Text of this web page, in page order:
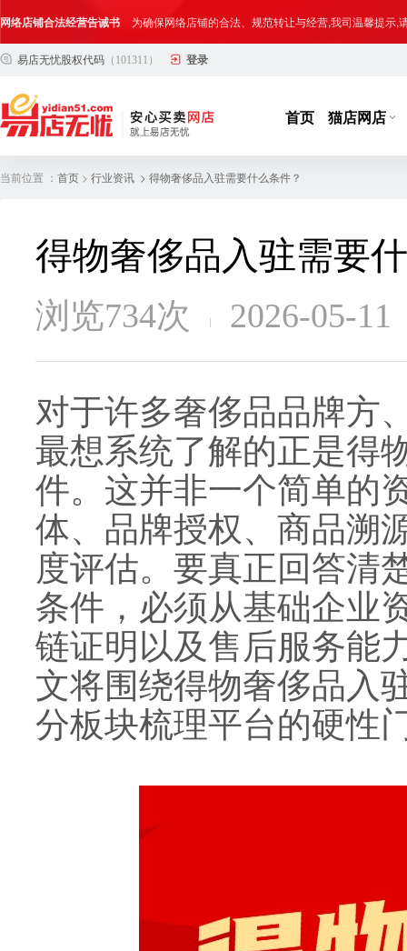
合法合规经营告客户书 部分客户在购买抖店网络店铺后，存在试图规避平台监
网络店铺合法经营告诫书 为确保网络店铺的合法、规范转让与经营,我司温馨提示
易店无忧股权代码 （101311） 登录
首页 猫店网店
当前位置 ： 首页 > 行业资讯 > 得物奢侈品入驻需要什么条件？
得物奢侈品入驻需要
浏览734次 2026-05-11
对于许多奢侈品品牌方
最想系统了解的正是得
件。这并非一个简单的
体、品牌授权、商品溯
度评估。要真正回答清
条件，必须从基础企业
链证明以及售后服务能
文将围绕得物奢侈品入
分板块梳理平台的硬性